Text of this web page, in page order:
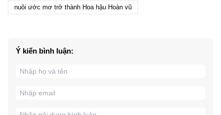
nuôi ước mơ trở thành Hoa hậu Hoàn vũ
Ý kiến bình luận: